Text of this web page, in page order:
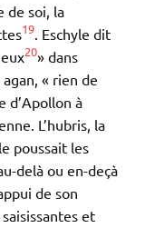
de soi, la
19 . Eschyle dit
20» dans
« rien de
d’Apollon à
L’hubris, la
poussait les
delà ou en-deçà
de son
et